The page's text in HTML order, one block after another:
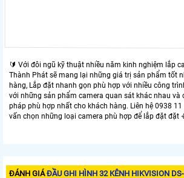
🔰 Với đôi ngũ kỹ thuật nhiều năm kinh nghiệm lắp
Thành Phát sẽ mang lại những giá trị sản phẩm tốt
hàng, Lắp đặt nhanh gọn phù hợp với nhiều công
với những sản phẩm camera quan sát khác nhau và
pháp phù hợp nhất cho khách hàng. Liên hệ 0938
vấn chọn những loại camera phù hợp để lắp đặt đặt
ĐÁNH GIÁĐẦU GHI HÌNH 32 KÊNH HIKVISION